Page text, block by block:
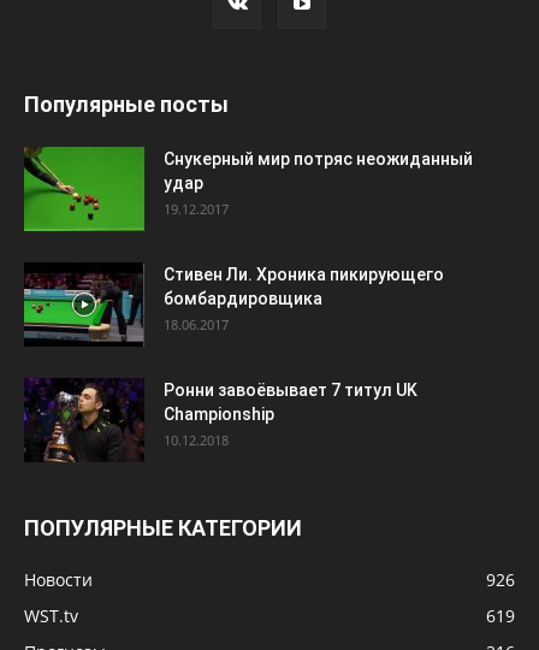
Популярные посты
Снукерный мир потряс неожиданный
удар
19.12.2017
Стивен Ли. Хроника пикирующего
бомбардировщика
18.06.2017
Ронни завоёвывает 7 титул UK
Championship
10.12.2018
ПОПУЛЯРНЫЕ КАТЕГОРИИ
Новости
926
WST.tv
619